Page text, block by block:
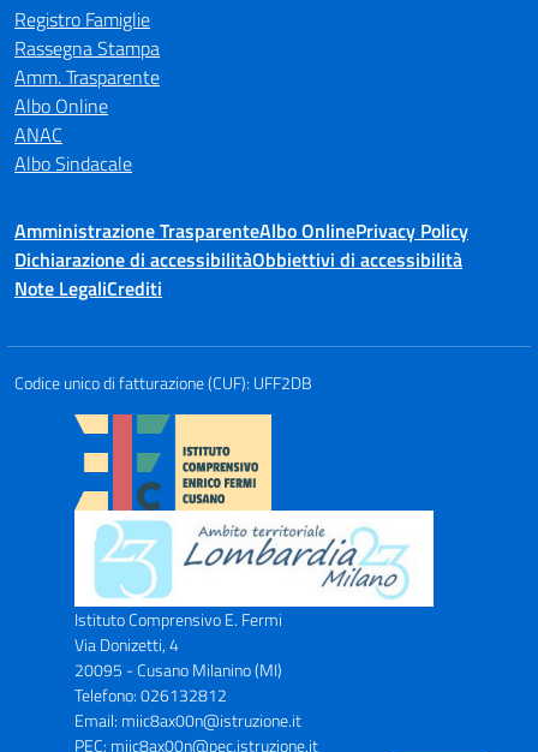
Registro Famiglie
Rassegna Stampa
Amm. Trasparente
Albo Online
ANAC
Albo Sindacale
Amministrazione TrasparenteAlbo OnlinePrivacy Policy
Dichiarazione di accessibilitàObbiettivi di accessibilità
Note LegaliCrediti
Codice unico di fatturazione (CUF): UFF2DB
Istituto Comprensivo E. Fermi
Via Donizetti, 4
20095 - Cusano Milanino (MI)
Telefono: 026132812
Email: miic8ax00n@istruzione.it
PEC: miic8ax00n@pec.istruzione.it